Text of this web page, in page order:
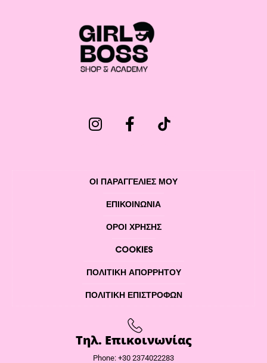
ΟΙ ΠΑΡΑΓΓΕΛΙΕΣ ΜΟΥ
ΕΠΙΚΟΙΝΩΝΊΑ
ΌΡΟΙ ΧΡΉΣΗΣ
COOKIES
ΠΟΛΙΤΙΚΉ ΑΠΟΡΡΉΤΟΥ
ΠΟΛΙΤΙΚΉ ΕΠΙΣΤΡΟΦΏΝ
Τηλ. Επικοινωνίας
Phone: +30 2374022283